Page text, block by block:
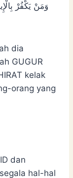
وَمَنْ يَكْفُرْ
dia
GUGUR
kelak
orang yang
dan
hal-hal